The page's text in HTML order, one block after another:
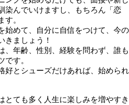
染んでいけますし、もちろん「恋
す。
始めて、自分に自信をつけて、今の
きましょう！
、年齢、性別、経験を問わず、誰も
です。
好とシューズだけあれば、始められ
とても多く人生に楽しみを増やすき